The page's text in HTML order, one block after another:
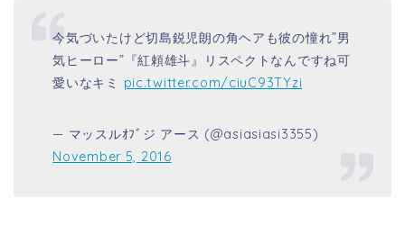
今気づいたけど切島鋭児朗の角ヘアも彼の憧れ”男
気ヒーロー”『紅頼雄斗』リスペクトなんですね可
愛いなキミ pic.twitter.com/ciuC93TYzi
— マッスルｵﾌﾞジ アース (@asiasiasi3355)
November 5, 2016